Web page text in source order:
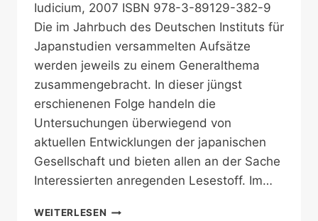
Iudicium, 2007 ISBN 978-3-89129-382-9
Die im Jahrbuch des Deutschen Instituts für
Japanstudien versammelten Aufsätze
werden jeweils zu einem Generalthema
zusammengebracht. In dieser jüngst
erschienenen Folge handeln die
Untersuchungen überwiegend von
aktuellen Entwicklungen der japanischen
Gesellschaft und bieten allen an der Sache
Interessierten anregenden Lesestoff. Im…
WEITERLESEN ASPEKTE